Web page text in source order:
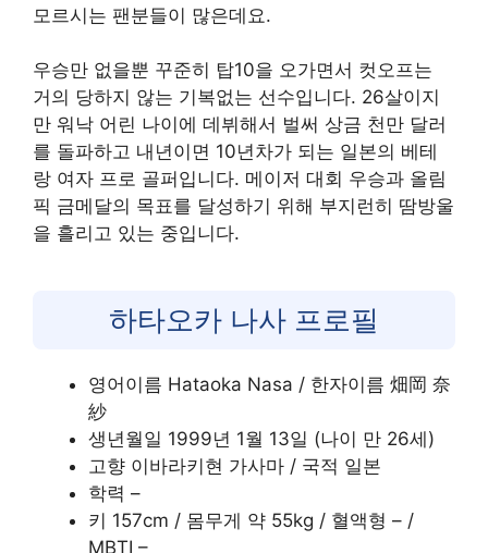
모르시는 팬분들이 많은데요.
우승만 없을뿐 꾸준히 탑10을 오가면서 컷오프는
거의 당하지 않는 기복없는 선수입니다. 26살이지
만 워낙 어린 나이에 데뷔해서 벌써 상금 천만 달러
를 돌파하고 내년이면 10년차가 되는 일본의 베테
랑 여자 프로 골퍼입니다. 메이저 대회 우승과 올림
픽 금메달의 목표를 달성하기 위해 부지런히 땀방울
을 흘리고 있는 중입니다.
하타오카 나사 프로필
영어이름 Hataoka Nasa / 한자이름 畑岡 奈
紗
생년월일 1999년 1월 13일 (나이 만 26세)
고향 이바라키현 가사마 / 국적 일본
학력 –
키 157cm / 몸무게 약 55kg / 혈액형 – /
MBTI –